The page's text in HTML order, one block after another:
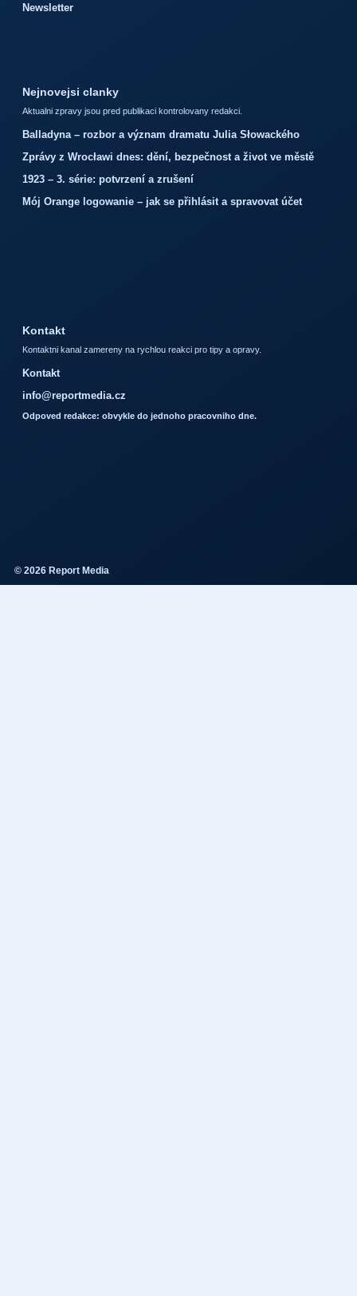
Newsletter
Nejnovejsi clanky
Aktualni zpravy jsou pred publikaci kontrolovany redakci.
Balladyna – rozbor a význam dramatu Julia Słowackého
Zprávy z Wrocławi dnes: dění, bezpečnost a život ve městě
1923 – 3. série: potvrzení a zrušení
Mój Orange logowanie – jak se přihlásit a spravovat účet
Kontakt
Kontaktni kanal zamereny na rychlou reakci pro tipy a opravy.
Kontakt
info@reportmedia.cz
Odpoved redakce: obvykle do jednoho pracovniho dne.
© 2026 Report Media